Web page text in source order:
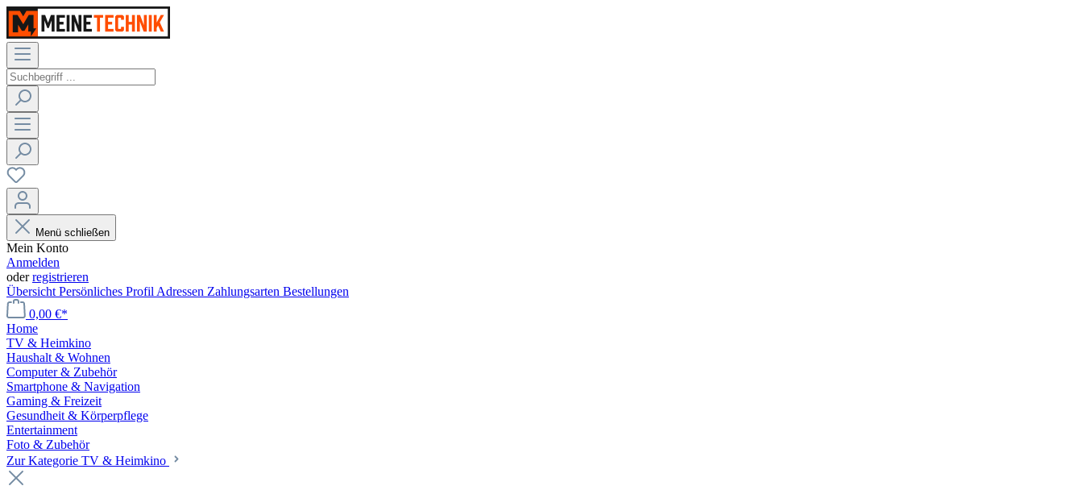
Menü schließen
Mein Konto
Anmelden
oderregistrieren
Übersicht Persönliches Profil Adressen Zahlungsarten Bestellungen
0,00 €*
Home
TV & Heimkino
Haushalt & Wohnen
Computer & Zubehör
Smartphone & Navigation
Gaming & Freizeit
Gesundheit & Körperpflege
Entertainment
Foto & Zubehör
Zur Kategorie TV & Heimkino